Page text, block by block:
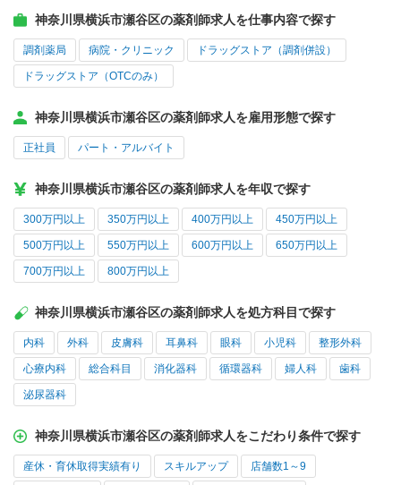
神奈川県横浜市瀬谷区の薬剤師求人を仕事内容で探す
調剤薬局 病院・クリニック ドラッグストア（調剤併設）
ドラッグストア（OTCのみ）
神奈川県横浜市瀬谷区の薬剤師求人を雇用形態で探す
正社員 パート・アルバイト
神奈川県横浜市瀬谷区の薬剤師求人を年収で探す
300万円以上 350万円以上 400万円以上 450万円以上
500万円以上 550万円以上 600万円以上 650万円以上
700万円以上 800万円以上
神奈川県横浜市瀬谷区の薬剤師求人を処方科目で探す
内科 外科 皮膚科 耳鼻科 眼科 小児科 整形外科
心療内科 総合科目 消化器科 循環器科 婦人科 歯科
泌尿器科
神奈川県横浜市瀬谷区の薬剤師求人をこだわり条件で探す
産休・育休取得実績有り スキルアップ 店舗数1～9